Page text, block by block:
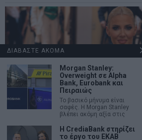
ΔΙΑΒΑΣΤΕ ΑΚΟΜΑ
Morgan Stanley:
Overweight σε Alpha
Bank, Eurobank και
Πειραιώς
Το βασικό μήνυμα είναι
σαφές. Η Morgan Stanley
βλέπει ακόμη αξία στις
Η CrediaBank στηρίζει
το έργο του ΕΚΑΒ